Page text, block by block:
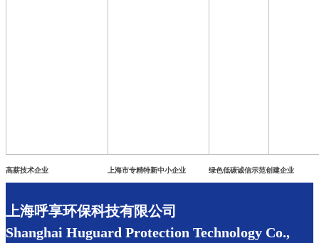
高薪技术企业 上海市专精特新中小企业 绿色低碳诚信示范创建企业
上海呼享环保科技有限公司
Shanghai Huguard Protection Technology Co.,